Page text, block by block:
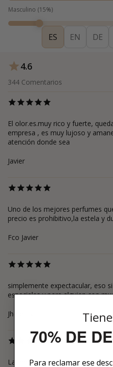
Masculino (15%)
ES EN DE
4.6
344 Comentarios
El olor.es.muy rico y fuerte,
empresa , es muy lujoso y
atención donde sea
Javier
Uno de los mejores perfumes
precio es prohibitivo,la estela y
Fco Javier
simplemente expectacular, eso
especiales y para alguien con
Jheremy
La mejor de la historia. Una
70% DE
Para reclamar ese